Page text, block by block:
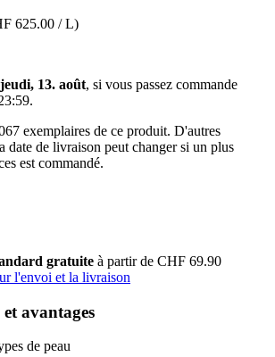
625.00 / L)
13. août, si vous passez commande
.
exemplaires de ce produit. D'autres
date de livraison peut changer si un plus
est commandé.
gratuite à partir de CHF 69.90
l'envoi et la livraison
avantages
de peau